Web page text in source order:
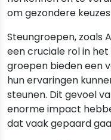
om gezondere
Steungroepen, zoals
een cruciale rol in
groepen bieden een
hun ervaringen
steunen. Dit gevoel
enorme impact
dat vaak gepaard